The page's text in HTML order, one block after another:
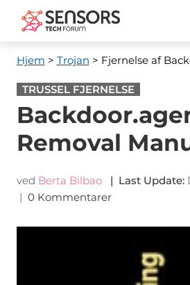
Hjem > Trojan > Fjernelse af
TRUSSEL FJERNELSE
Removal
ved Berta Bilbao | Last Update:
| 0 Kommentarer